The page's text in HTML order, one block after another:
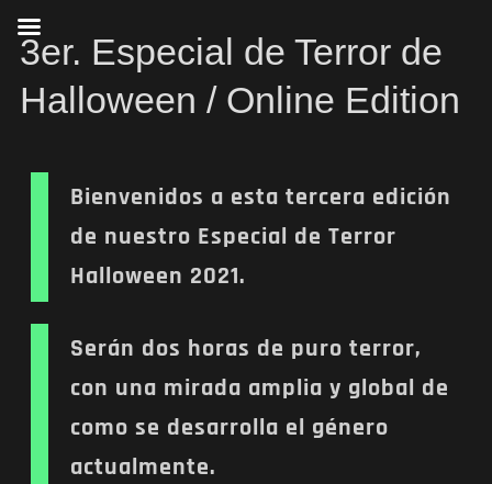
3er. Especial de Terror de
Halloween / Online Edition
Bienvenidos a esta tercera edición
de nuestro Especial de Terror
Halloween 2021.
Serán dos horas de puro terror,
con una mirada amplia y global de
como se desarrolla el género
actualmente.